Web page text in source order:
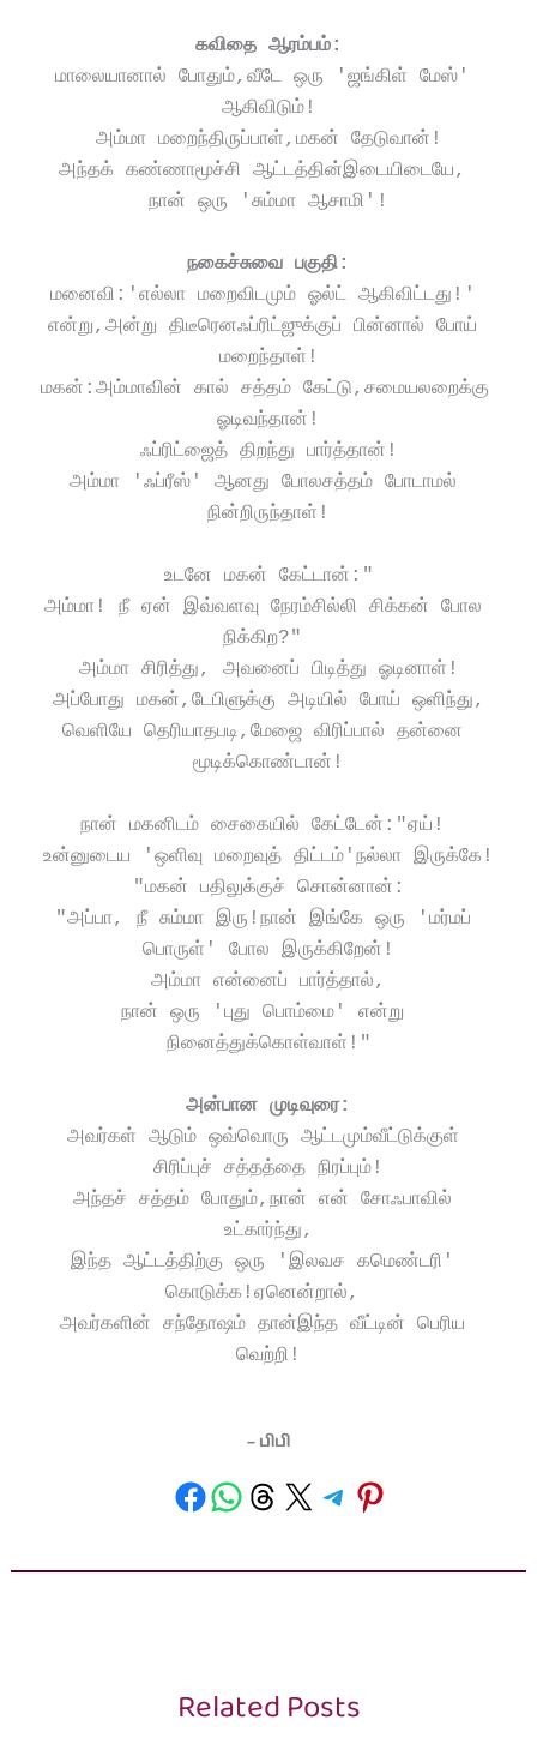
கவிதை ஆரம்பம்:
மாலையானால் போதும்,வீடே ஒரு 'ஜங்கிள் மேஸ்'
ஆகிவிடும்!
அம்மா மறைந்திருப்பாள்,மகன் தேடுவான்!
அந்தக் கண்ணாமூச்சி ஆட்டத்தின்இடையிடையே,
நான் ஒரு 'சும்மா ஆசாமி'!
நகைச்சுவை பகுதி:
மனைவி:'எல்லா மறைவிடமும் ஓல்ட் ஆகிவிட்டது!'
என்று,அன்று திடீரெனஃப்ரிட்ஜுக்குப் பின்னால் போய்
மறைந்தாள்!
மகன்:அம்மாவின் கால் சத்தம் கேட்டு,சமையலறைக்கு
ஓடிவந்தான்!
ஃப்ரிட்ஜைத் திறந்து பார்த்தான்!
அம்மா 'ஃப்ரீஸ்' ஆனது போலசத்தம் போடாமல்
நின்றிருந்தாள்!
உடனே மகன் கேட்டான்:"
அம்மா! நீ ஏன் இவ்வளவு நேரம்சில்லி சிக்கன் போல
நிக்கிற?"
அம்மா சிரித்து, அவனைப் பிடித்து ஓடினாள்!
அப்போது மகன்,டேபிளுக்கு அடியில் போய் ஒளிந்து,
வெளியே தெரியாதபடி,மேஜை விரிப்பால் தன்னை
மூடிக்கொண்டான்!
நான் மகனிடம் சைகையில் கேட்டேன்:"ஏய்!
உன்னுடைய 'ஒளிவு மறைவுத் திட்டம்'நல்லா இருக்கே!
"மகன் பதிலுக்குச் சொன்னான்:
"அப்பா, நீ சும்மா இரு!நான் இங்கே ஒரு 'மர்மப்
பொருள்' போல இருக்கிறேன்!
அம்மா என்னைப் பார்த்தால்,
நான் ஒரு 'புது பொம்மை' என்று
நினைத்துக்கொள்வாள்!"
அன்பான முடிவுரை:
அவர்கள் ஆடும் ஒவ்வொரு ஆட்டமும்வீட்டுக்குள்
சிரிப்புச் சத்தத்தை நிரப்பும்!
அந்தச் சத்தம் போதும்,நான் என் சோஃபாவில்
உட்கார்ந்து,
இந்த ஆட்டத்திற்கு ஒரு 'இலவச கமெண்டரி'
கொடுக்க!ஏனென்றால்,
அவர்களின் சந்தோஷம் தான்இந்த வீட்டின் பெரிய
வெற்றி!
– பிபி
Related Posts